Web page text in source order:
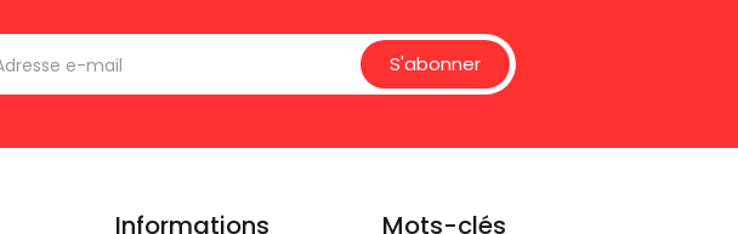
S'abonner
Informations Mots-clés